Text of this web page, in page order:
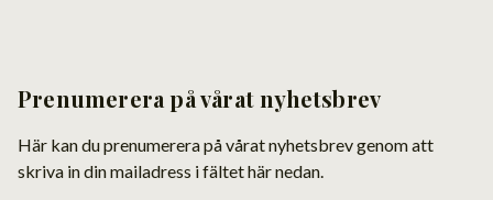
Prenumerera på vårat nyhetsbrev
Här kan du prenumerera på vårat nyhetsbrev genom att
skriva in din mailadress i fältet här nedan.